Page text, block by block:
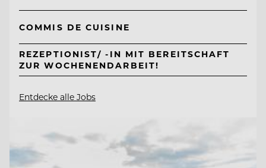
COMMIS DE CUISINE
REZEPTIONIST/ -IN MIT BEREITSCHAFT
ZUR WOCHENENDARBEIT!
Entdecke alle Jobs